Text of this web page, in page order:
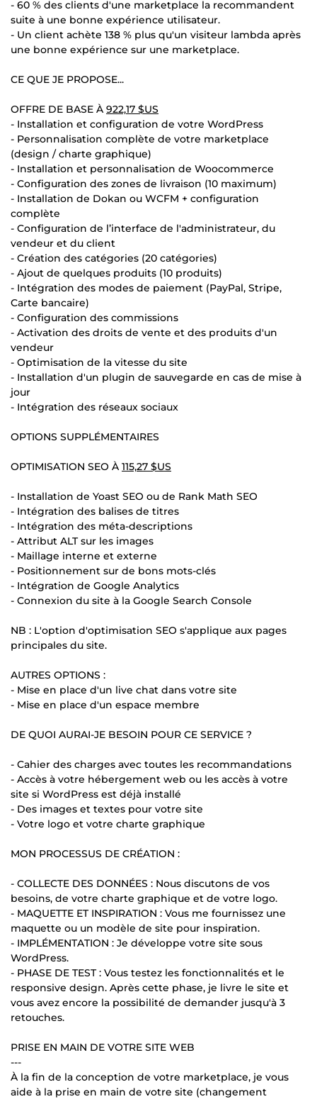
- 60 % des clients d'une marketplace la recommandent
suite à une bonne expérience utilisateur.
- Un client achète 138 % plus qu'un visiteur lambda après
une bonne expérience sur une marketplace.
CE QUE JE PROPOSE...
OFFRE DE BASE À 922,17 $US
- Installation et configuration de votre WordPress
- Personnalisation complète de votre marketplace
(design / charte graphique)
- Installation et personnalisation de Woocommerce
- Configuration des zones de livraison (10 maximum)
- Installation de Dokan ou WCFM + configuration
complète
- Configuration de l’interface de l'administrateur, du
vendeur et du client
- Création des catégories (20 catégories)
- Ajout de quelques produits (10 produits)
- Intégration des modes de paiement (PayPal, Stripe,
Carte bancaire)
- Configuration des commissions
- Activation des droits de vente et des produits d'un
vendeur
- Optimisation de la vitesse du site
- Installation d'un plugin de sauvegarde en cas de mise à
jour
- Intégration des réseaux sociaux
OPTIONS SUPPLÉMENTAIRES
OPTIMISATION SEO À 115,27 $US
- Installation de Yoast SEO ou de Rank Math SEO
- Intégration des balises de titres
- Intégration des méta-descriptions
- Attribut ALT sur les images
- Maillage interne et externe
- Positionnement sur de bons mots-clés
- Intégration de Google Analytics
- Connexion du site à la Google Search Console
NB : L'option d'optimisation SEO s'applique aux pages
principales du site.
AUTRES OPTIONS :
- Mise en place d'un live chat dans votre site
- Mise en place d'un espace membre
DE QUOI AURAI-JE BESOIN POUR CE SERVICE ?
- Cahier des charges avec toutes les recommandations
- Accès à votre hébergement web ou les accès à votre
site si WordPress est déjà installé
- Des images et textes pour votre site
- Votre logo et votre charte graphique
MON PROCESSUS DE CRÉATION :
- COLLECTE DES DONNÉES : Nous discutons de vos
besoins, de votre charte graphique et de votre logo.
- MAQUETTE ET INSPIRATION : Vous me fournissez une
maquette ou un modèle de site pour inspiration.
- IMPLÉMENTATION : Je développe votre site sous
WordPress.
- PHASE DE TEST : Vous testez les fonctionnalités et le
responsive design. Après cette phase, je livre le site et
vous avez encore la possibilité de demander jusqu'à 3
retouches.
PRISE EN MAIN DE VOTRE SITE WEB
---
À la fin de la conception de votre marketplace, je vous
aide à la prise en main de votre site (changement